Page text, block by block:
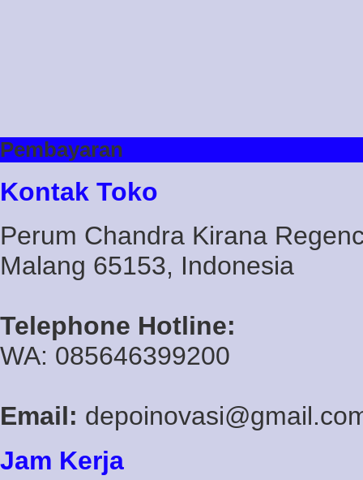
Pembayaran
Kontak Toko
Perum Chandra Kirana
Malang 65153, Indonesia
Telephone Hotline:
WA: 085646399200
Email:
Jam Kerja